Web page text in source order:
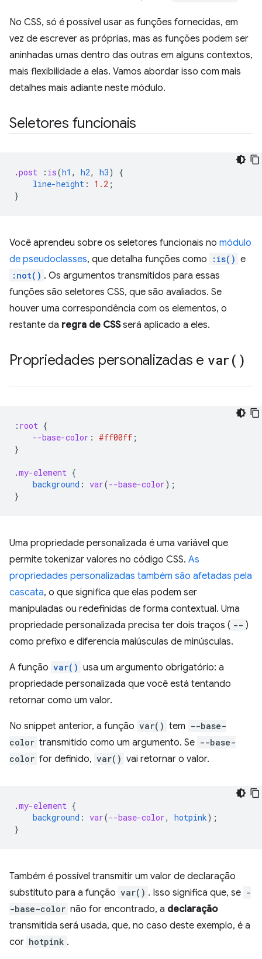
No CSS, só é possível usar as funções fornecidas, em
vez de escrever as próprias, mas as funções podem ser
aninhadas umas dentro das outras em alguns contextos,
mais flexibilidade a elas. Vamos abordar isso com mais
detalhes mais adiante neste módulo.
Seletores funcionais
.post : is(h1 , h2, h3)
{
line-height : 1.2 ;
}
Você aprendeu sobre os seletores funcionais no módulo
de pseudoclasses, que detalha funções como :is() e
:not() . Os argumentos transmitidos para essas
funções são seletores CSS, que são avaliados. Se
houver uma correspondência com os elementos, o
restante da regra de CSSserá aplicado a eles.
Propriedades personalizadas e var( )
: root {
--base-color : #ff00ff ;
}
.my-element {
background : var(--base-color);
}
Uma propriedade personalizada é uma variável que
permite tokenizar valores no código CSS. As
propriedades personalizadas também são afetadas pela
cascata, o que significa que elas podem ser
manipuladas ou redefinidas de forma contextual. Uma
propriedade personalizada precisa ter dois traços ( -- )
como prefixo e diferencia maiúsculas de minúsculas.
A função var() usa um argumento obrigatório: a
propriedade personalizada que você está tentando
retornar como um valor.
No snippet anterior, a função var() tem --base-
color transmitido como um argumento. Se --base-
color for definido, var() vai retornar o valor.
.my-element {
background : var(--base-color, hotpink);
}
Também é possível transmitir um valor de declaração
substituto para a função var() . Isso significa que, se -
-base-color não for encontrado, a declaração
transmitida será usada, que, no caso deste exemplo, é a
cor hotpink .